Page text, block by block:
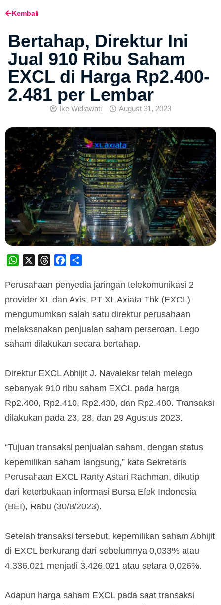
Kembali
Bertahap, Direktur Ini
Jual 910 Ribu Saham
EXCL di Harga Rp2.400-
2.481 per Lembar
Ike Widiawati August 31, 2023
WhatsApp ThreadsFacebook
Perusahaan penyedia jaringan telekomunikasi 2
provider XL dan Axis, PT XL Axiata Tbk (EXCL)
mengumumkan salah satu direktur perusahaan
melaksanakan penjualan saham perseroan. Lego
saham dilakukan secara bertahap.
Direktur EXCL Abhijit J. Navalekar telah melego
sebanyak 910 ribu saham EXCL pada harga
Rp2.400, Rp2.410, Rp2.430, dan Rp2.480. Transaksi
dilakukan pada 23, 28, dan 29 Agustus 2023.
“Tujuan transaksi penjualan saham, dengan status
kepemilikan saham langsung,” kata Sekretaris
Perusahaan EXCL Ranty Astari Rachman, dikutip
dari keterbukaan informasi Bursa Efek Indonesia
(BEI), Rabu (30/8/2023).
Setelah transaksi tersebut, kepemilikan saham Abhijit
di EXCL berkurang dari sebelumnya 0,033% atau
4.336.021 menjadi 3.426.021 atau setara 0,026%.
Adapun harga saham EXCL pada saat transaksi